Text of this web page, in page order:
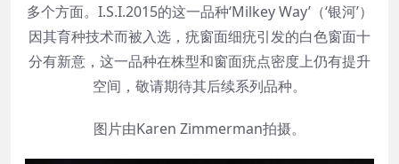
多个方面。I.S.I.2015的这一品种‘Milkey Way’（‘银河’）
因其育种技术而被入选，疣窗面细疣引发的白色窗面十
分有新意，这一品种在株型和窗面疣点密度上仍有提升
空间，敬请期待其后续系列品种。
图片由Karen Zimmerman拍摄。